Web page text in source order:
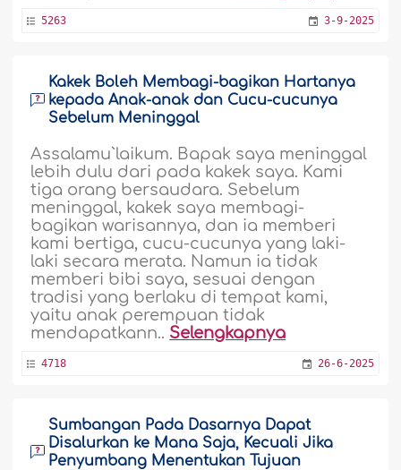
5263 3-9-2025
Kakek Boleh Membagi-bagikan Hartanya
kepada Anak-anak dan Cucu-cucunya
Sebelum Meninggal
Assalamu`laikum. Bapak saya meninggal
lebih dulu dari pada kakek saya. Kami
tiga orang bersaudara. Sebelum
meninggal, kakek saya membagi-
bagikan warisannya, dan ia memberi
kami bertiga, cucu-cucunya yang laki-
laki secara merata. Namun ia tidak
memberi bibi saya, sesuai dengan
tradisi yang berlaku di tempat kami,
yaitu anak perempuan tidak
mendapatkann.. Selengkapnya
4718 26-6-2025
Sumbangan Pada Dasarnya Dapat
Disalurkan ke Mana Saja, Kecuali Jika
Penyumbang Menentukan Tujuan